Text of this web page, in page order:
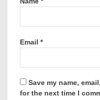
Email *
Save my name,
for the next time I